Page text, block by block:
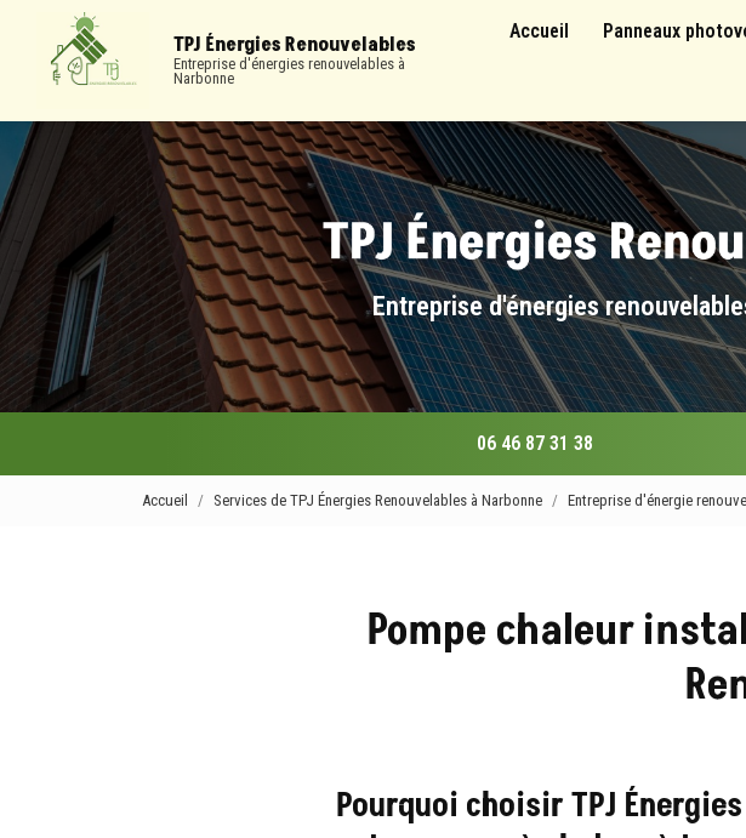
contenu
principal
TPJ Énergies Renouvelables
Entreprise d'énergies renouvelables à
Narbonne
Accueil
Panneaux
Entreprise d'énergies
06 46 87 31 38
Accueil Services de TPJ Énergies Renouvelables à Narbonne Entreprise d'énergie
Pompe chaleur
Pourquoi choisir TPJ